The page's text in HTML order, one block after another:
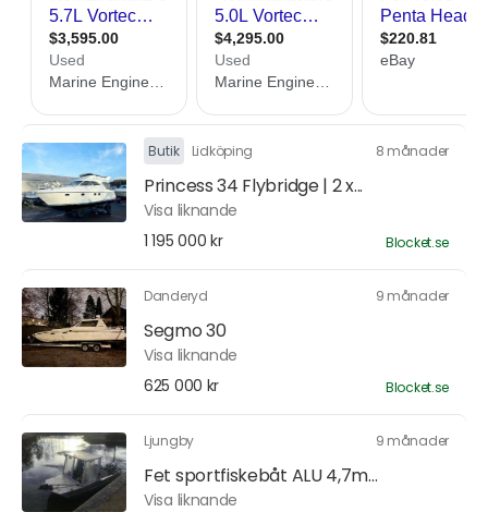
Butik Lidköping 8 månader
Princess 34 Flybridge | 2 x...
Visa liknande
1 195 000 kr
Blocket.se
Danderyd 9 månader
Segmo 30
Visa liknande
625 000 kr
Blocket.se
Ljungby 9 månader
Fet sportfiskebåt ALU 4,7m...
Visa liknande